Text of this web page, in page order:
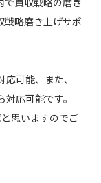
戦略磨き上げサポ
可能、また、
応可能です。
思いますのでご